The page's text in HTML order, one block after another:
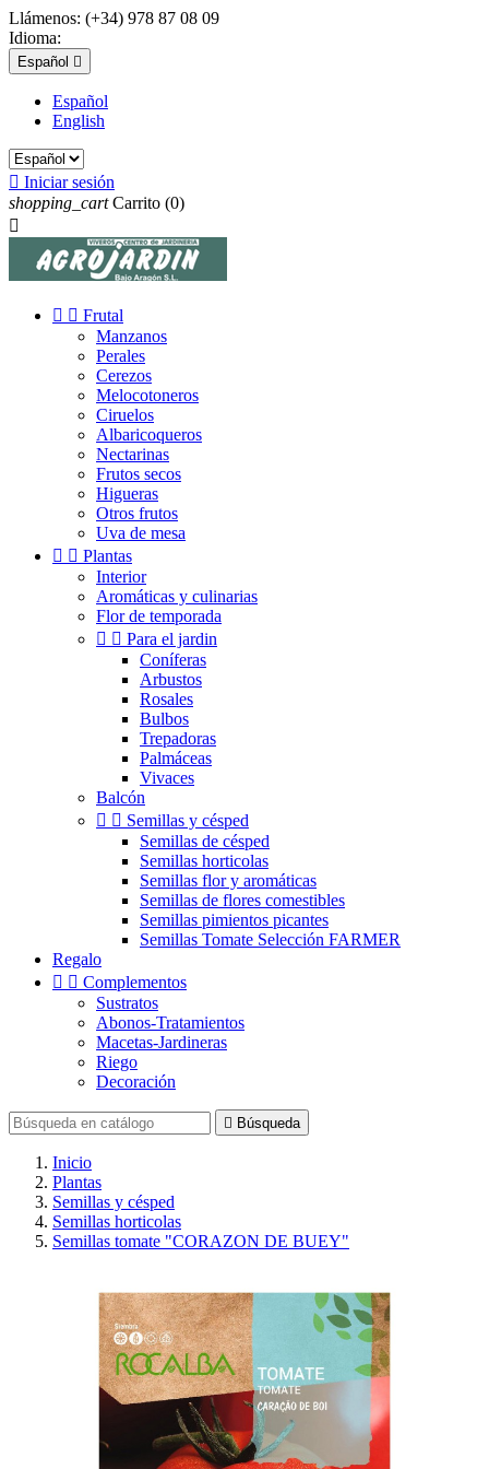
Llámenos: (+34) 978 87 08 09
Idioma:
Español 
Español
English
 Iniciar sesión
shopping_cart Carrito (0)

  Frutal
Manzanos
Perales
Cerezos
Melocotoneros
Ciruelos
Albaricoqueros
Nectarinas
Frutos secos
Higueras
Otros frutos
Uva de mesa
  Plantas
Interior
Aromáticas y culinarias
Flor de temporada
  Para el jardin
Coníferas
Arbustos
Rosales
Bulbos
Trepadoras
Palmáceas
Vivaces
Balcón
  Semillas y césped
Semillas de césped
Semillas horticolas
Semillas flor y aromáticas
Semillas de flores comestibles
Semillas pimientos picantes
Semillas Tomate Selección FARMER
Regalo
  Complementos
Sustratos
Abonos-Tratamientos
Macetas-Jardineras
Riego
Decoración
 Búsqueda
Inicio
Plantas
Semillas y césped
Semillas horticolas
Semillas tomate "CORAZON DE BUEY"